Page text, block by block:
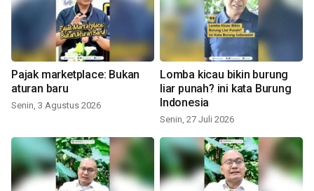
Pajak marketplace: Bukan
aturan baru
Senin, 3 Agustus 2026
Lomba kicau bikin burung
liar punah? ini kata Burung
Indonesia
Senin, 27 Juli 2026